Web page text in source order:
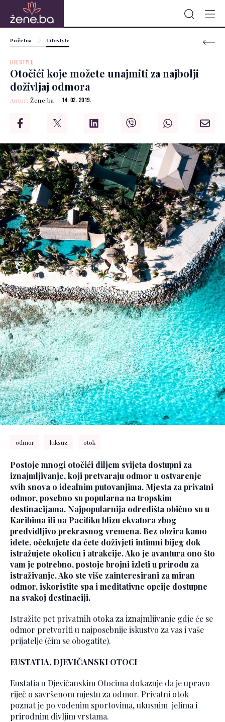
Početna Lifestyle
LIFESTYLE
Otočići koje možete unajmiti za najbolji
doživljaj odmora
Autor:Žene.ba 14. 02. 2019.
odmor luksuz otok
Postoje mnogi otočići diljem svijeta dostupni za
iznajmljivanje, koji pretvaraju odmor u ostvarenje
svih snova o idealnim putovanjima. Mjesta za privatni
odmor, posebno su popularna na tropskim
destinacijama. Najpopularnija odredišta obično su u
Karibima ili na Pacifiku blizu ekvatora zbog
predvidljivo prekrasnog vremena. Bez obzira kamo
idete, očekujete da ćete doživjeti intimni bijeg dok
istražujete okolicu i atrakcije. Ako je avantura ono što
vam je potrebno, postoje brojni izleti u prirodu za
istraživanje. Ako ste više zainteresirani za miran
odmor, iskoristite spa i meditativne opcije dostupne
na svakoj destinaciji.
Istražite pet privatnih otoka za iznajmljivanje gdje će se
odmor pretvoriti u najposebnije iskustvo za vas i vaše
prijatelje (čim se obogatite).
EUSTATIA, DJEVIČANSKI OTOCI
Eustatia u Djevičanskim Otocima dokazuje da je upravo
riječ o savršenom mjestu za odmor. Privatni otok
poznat je po vodenim sportovima, ukusnim jelima i
prirodnim divljim vrstama.